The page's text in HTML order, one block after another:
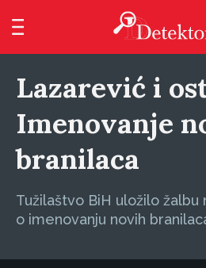
Lazarević i
Imenovanje
branilaca
Tužilaštvo BiH uložilo žalbu
o imenovanju novih